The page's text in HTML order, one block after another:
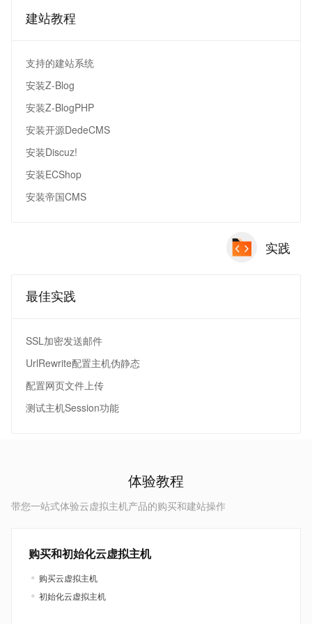
建站教程
支持的建站系统
安装Z-Blog
安装Z-BlogPHP
安装开源DedeCMS
安装Discuz!
安装ECShop
安装帝国CMS
实践
最佳实践
SSL加密发送邮件
UrlRewrite配置主机伪静态
配置网页文件上传
测试主机Session功能
体验教程
带您一站式体验云虚拟主机产品的购买和建站操作
购买和初始化云虚拟主机
购买云虚拟主机
初始化云虚拟主机